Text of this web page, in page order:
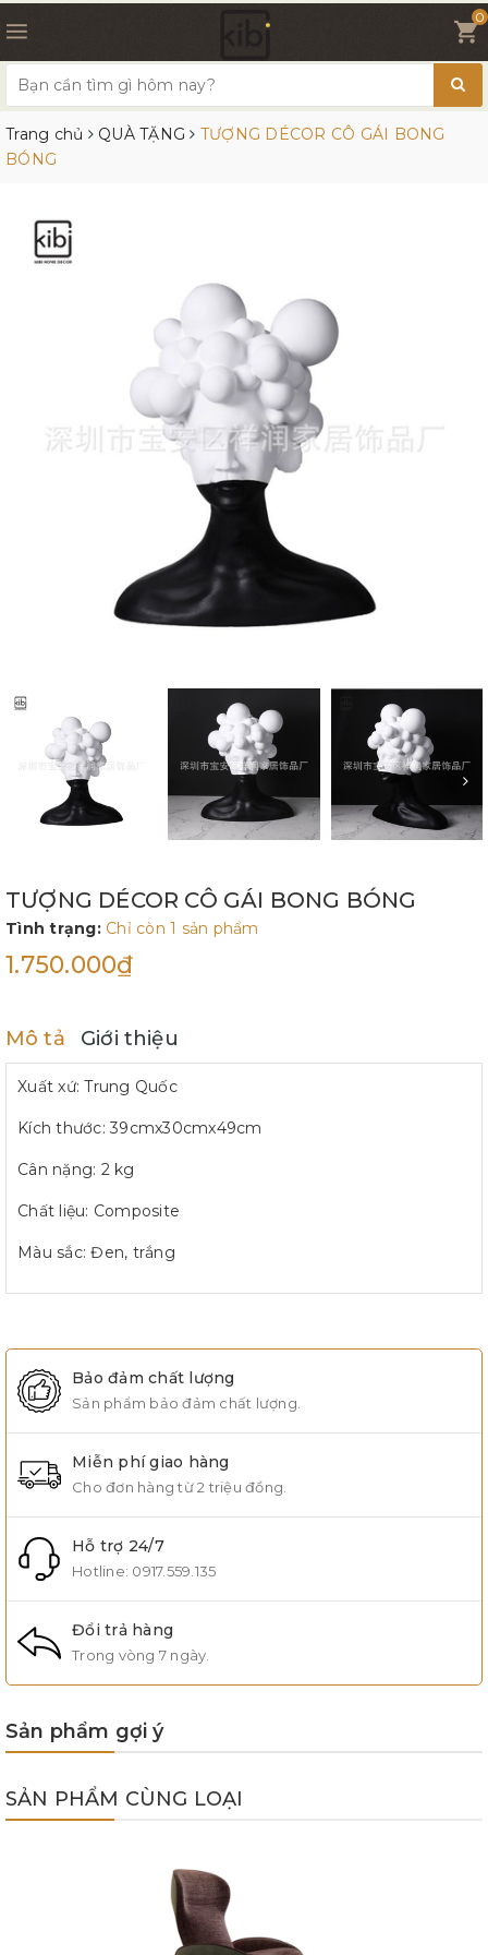
0
Trang chủ QUÀ TẶNG
TƯỢNG DÉCOR CÔ GÁI BONG
BÓNG
TƯỢNG DÉCOR CÔ GÁI BONG BÓNG
Tình trạng: Chỉ còn 1 sản phẩm
1.750.000₫
Mô tả Giới thiệu
Xuất xứ: Trung Quốc
Kích thước: 39cmx30cmx49cm
Cân nặng: 2 kg
Chất liệu: Composite
Màu sắc: Đen, trắng
Bảo đảm chất lượng
Sản phẩm bảo đảm chất lượng.
Miễn phí giao hàng
Cho đơn hàng từ 2 triệu đồng.
Hỗ trợ 24/7
Hotline: 0917.559.135
Đổi trả hàng
Trong vòng 7 ngày.
Sản phẩm gợi ý
SẢN PHẨM CÙNG LOẠI